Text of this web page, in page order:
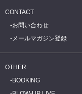
CONTACT
お問い合わせ
メールマガジン登録
OTHER
BOOKING